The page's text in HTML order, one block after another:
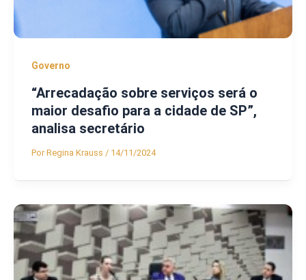
Governo
“Arrecadação sobre serviços será o
maior desafio para a cidade de SP”,
analisa secretário
PorRegina Krauss / 14/11/2024